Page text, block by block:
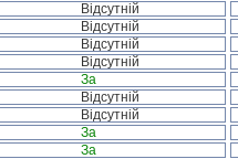
Відсутній
Відсутній
Відсутній
Відсутній
За
Відсутній
Відсутній
За
За